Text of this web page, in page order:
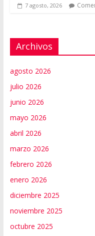
7 agosto, 2026
Archivos
agosto 2026
julio 2026
junio 2026
mayo 2026
abril 2026
marzo 2026
febrero 2026
enero 2026
diciembre 2025
noviembre 2025
octubre 2025